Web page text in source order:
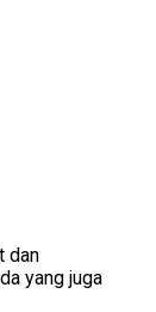
dan
yang juga